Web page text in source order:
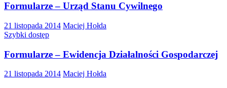
Formularze – Urząd Stanu Cywilnego
21 listopada 2014 Maciej Hołda
Szybki dostęp
Formularze – Ewidencja Działalności Gospodarczej
21 listopada 2014 Maciej Hołda